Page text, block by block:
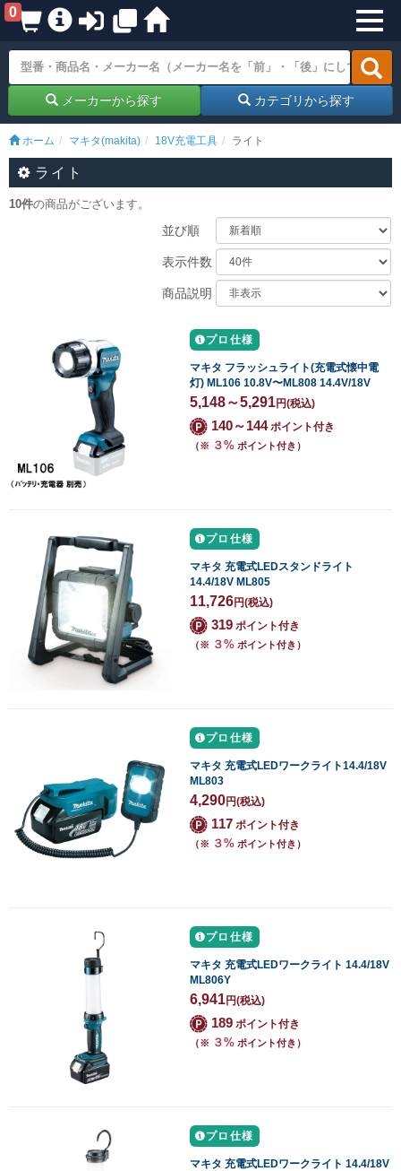
0
メーカーから探す カテゴリから探す
ホーム マキタ(makita) 18V充電工具 ライト
ライト
10件の商品がございます。
並び順
表示件数
商品説明
プロ仕様
マキタ フラッシュライト(充電式懐中電
灯) ML106 10.8V〜ML808 14.4V/18V
5,148～5,291円(税込)
140～144ポイント付き
（※ ３% ポイント付き）
プロ仕様
マキタ 充電式LEDスタンドライト
14.4/18V ML805
11,726円(税込)
319 ポイント付き
（※ ３% ポイント付き）
プロ仕様
マキタ 充電式LEDワークライト14.4/18V
ML803
4,290円(税込)
117 ポイント付き
（※ ３% ポイント付き）
プロ仕様
マキタ 充電式LEDワークライト 14.4/18V
ML806Y
6,941円(税込)
189 ポイント付き
（※ ３% ポイント付き）
プロ仕様
マキタ 充電式LEDワークライト 14.4/18V